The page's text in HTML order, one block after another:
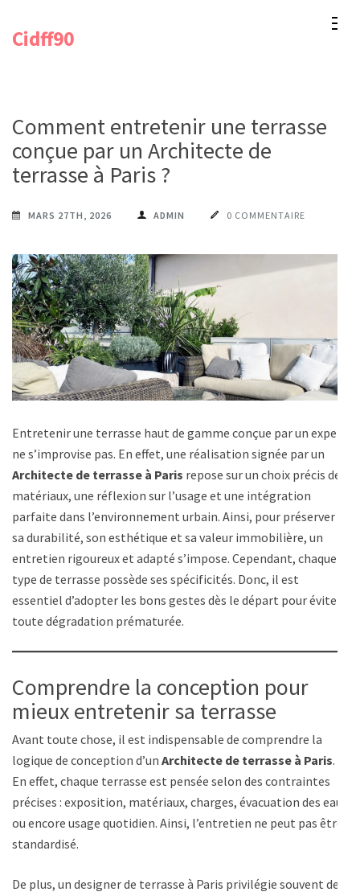
Cidff90
Comment entretenir une terrasse
conçue par un Architecte de
terrasse à Paris ?
MARS 27TH, 2026 ADMIN 0 COMMENTAIRE
Entretenir une terrasse haut de gamme conçue par un expert
ne s’improvise pas. En effet, une réalisation signée par un
Architecte de terrasse à Paris repose sur un choix précis de
matériaux, une réflexion sur l’usage et une intégration
parfaite dans l’environnement urbain. Ainsi, pour préserver
sa durabilité, son esthétique et sa valeur immobilière, un
entretien rigoureux et adapté s’impose. Cependant, chaque
type de terrasse possède ses spécificités. Donc, il est
essentiel d’adopter les bons gestes dès le départ pour éviter
toute dégradation prématurée.
Comprendre la conception pour
mieux entretenir sa terrasse
Avant toute chose, il est indispensable de comprendre la
logique de conception d’un Architecte de terrasse à Paris.
En effet, chaque terrasse est pensée selon des contraintes
précises : exposition, matériaux, charges, évacuation des eaux
ou encore usage quotidien. Ainsi, l’entretien ne peut pas être
standardisé.
De plus, un designer de terrasse à Paris privilégie souvent des